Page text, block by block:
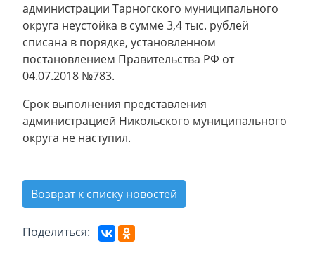
администрации Тарногского муниципального
округа неустойка в сумме 3,4 тыс. рублей
списана в порядке, установленном
постановлением Правительства РФ от
04.07.2018 №783.
Срок выполнения представления
администрацией Никольского муниципального
округа не наступил.
Возврат к списку новостей
Поделиться: